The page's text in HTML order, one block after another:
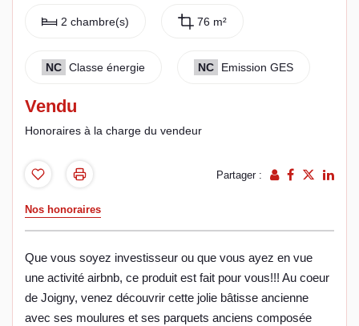
2 chambre(s) 76 m²
NC Classe énergie NC Emission GES
Vendu
Honoraires à la charge du vendeur
Partager :
Nos honoraires
Que vous soyez investisseur ou que vous ayez en vue
une activité airbnb, ce produit est fait pour vous!!! Au coeur
de Joigny, venez découvrir cette jolie bâtisse ancienne
avec ses moulures et ses parquets anciens composée